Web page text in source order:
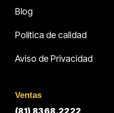
Blog
Política de calidad
Aviso de Privacidad
Ventas